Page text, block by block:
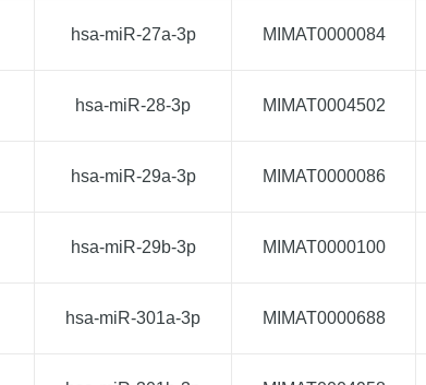
hsa-miR-27a-3p MIMAT0000084
hsa-miR-28-3p MIMAT0004502
hsa-miR-29a-3p MIMAT0000086
hsa-miR-29b-3p MIMAT0000100
hsa-miR-301a-3p MIMAT0000688